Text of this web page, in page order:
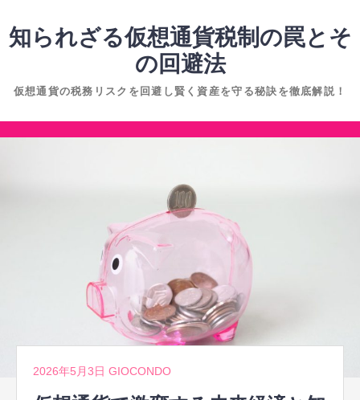
ン
へ
ス
知られざる仮想通貨税制の罠とそ
の回避法
仮想通貨の税務リスクを回避し賢く資産を守る秘訣を徹底解説！
コ
2026年5月3日 GIOCONDO